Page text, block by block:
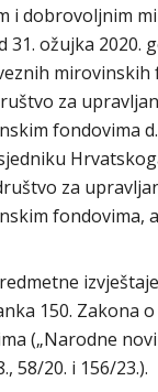
i dobrovoljnim
31. ožujka 2020.
mirovinskih
za
fondovima
za
fondovima,
150. Zakona
(„Narodne
58/20. i 156/23.).